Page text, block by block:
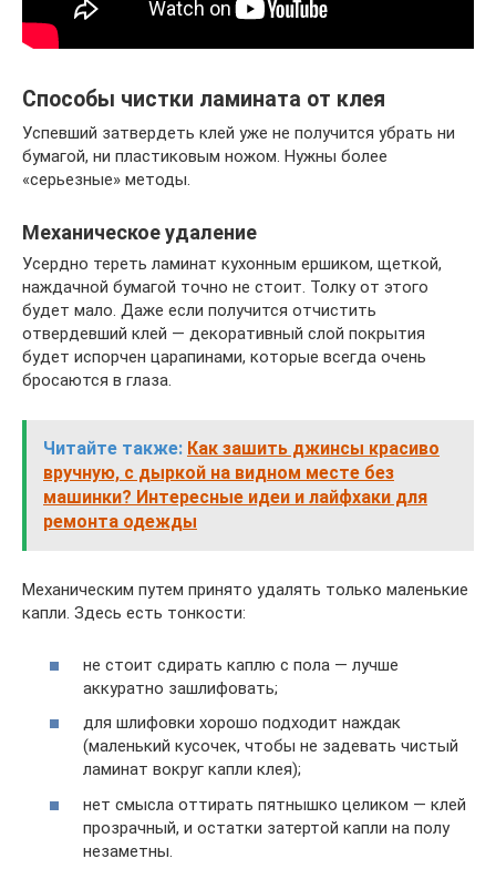
Способы чистки ламината от клея
Успевший затвердеть клей уже не получится убрать ни
бумагой, ни пластиковым ножом. Нужны более
«серьезные» методы.
Механическое удаление
Усердно тереть ламинат кухонным ершиком, щеткой,
наждачной бумагой точно не стоит. Толку от этого
будет мало. Даже если получится отчистить
отвердевший клей — декоративный слой покрытия
будет испорчен царапинами, которые всегда очень
бросаются в глаза.
Читайте также: Как зашить джинсы красиво
вручную, с дыркой на видном месте без
машинки? Интересные идеи и лайфхаки для
ремонта одежды
Механическим путем принято удалять только маленькие
капли. Здесь есть тонкости:
не стоит сдирать каплю с пола — лучше
аккуратно зашлифовать;
для шлифовки хорошо подходит наждак
(маленький кусочек, чтобы не задевать чистый
ламинат вокруг капли клея);
нет смысла оттирать пятнышко целиком — клей
прозрачный, и остатки затертой капли на полу
незаметны.